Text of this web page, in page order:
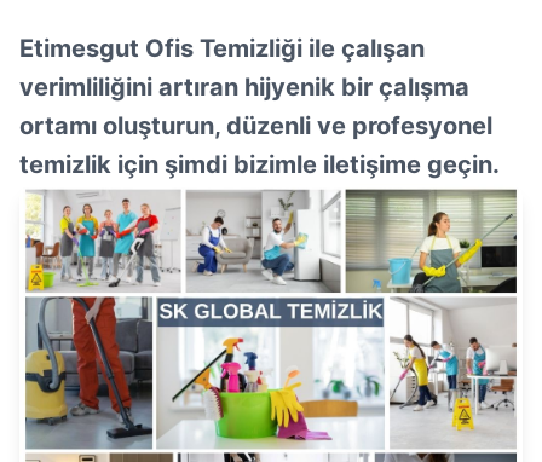
Etimesgut Ofis Temizliği ile çalışan
verimliliğini artıran hijyenik bir çalışma
ortamı oluşturun, düzenli ve profesyonel
temizlik için şimdi bizimle iletişime geçin.